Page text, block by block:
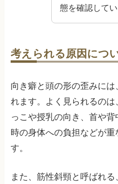
態を確認して
考えられる原因につ
向き癖と頭の形の歪みに
れます。よく見られるの
っこや授乳の向き、首や
時の身体への負担などが
す。
また、筋性斜頸と呼ばれ